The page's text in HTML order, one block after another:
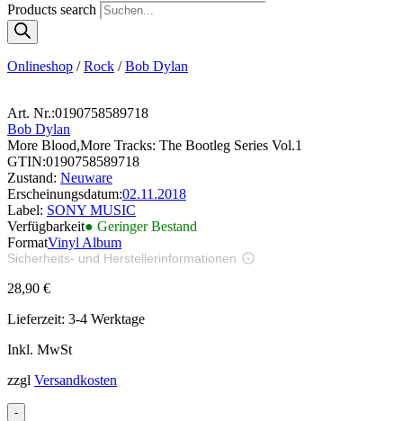
Products search
Onlineshop /Rock /Bob Dylan
Art. Nr.:0190758589718
Bob Dylan
More Blood,More Tracks: The Bootleg Series Vol.1
GTIN:0190758589718
Zustand: Neuware
Erscheinungsdatum:02.11.2018
Label: SONY MUSIC
Verfügbarkeit● Geringer Bestand
FormatVinyl Album
Sicherheits- und Herstellerinformationen
28,90 €
Lieferzeit: 3-4 Werktage
Inkl. MwSt
zzgl Versandkosten
-